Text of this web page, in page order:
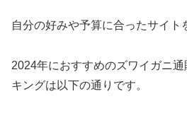
自分の好みや予算に合ったサイト
2024年におすすめのズワイガニ
キングは以下の通りです。